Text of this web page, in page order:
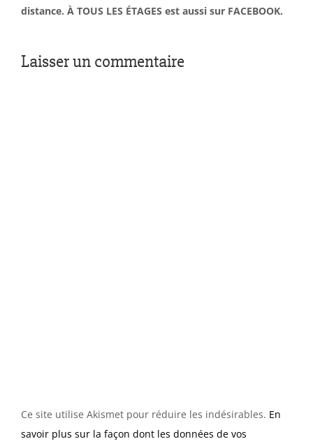
distance. À TOUS LES ÉTAGES est aussi sur FACEBOOK.
Laisser un commentaire
Ce site utilise Akismet pour réduire les indésirables. En
savoir plus sur la façon dont les données de vos